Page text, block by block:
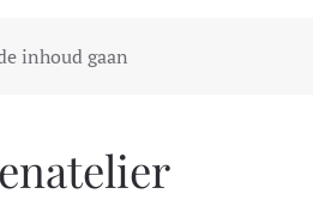
inhoud gaan